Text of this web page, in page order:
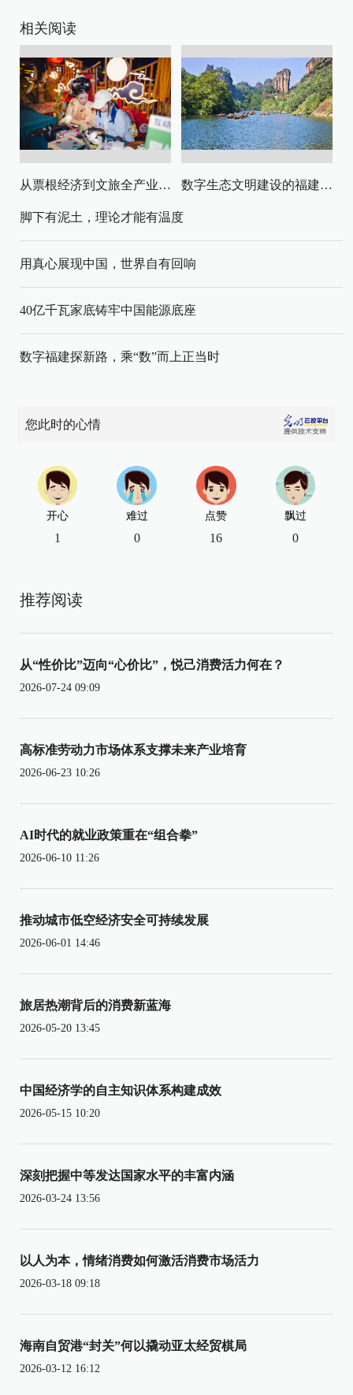
相关阅读
从票根经济到文旅全产业链升级 数字生态文明建设的福建路径与启示
脚下有泥土，理论才能有温度
用真心展现中国，世界自有回响
40亿千瓦家底铸牢中国能源底座
数字福建探新路，乘“数”而上正当时
您此时的心情
开心
1
难过
0
点赞
16
飘过
0
推荐阅读
从“性价比”迈向“心价比”，悦己消费活力何在？
2026-07-24 09:09
高标准劳动力市场体系支撑未来产业培育
2026-06-23 10:26
AI时代的就业政策重在“组合拳”
2026-06-10 11:26
推动城市低空经济安全可持续发展
2026-06-01 14:46
旅居热潮背后的消费新蓝海
2026-05-20 13:45
中国经济学的自主知识体系构建成效
2026-05-15 10:20
深刻把握中等发达国家水平的丰富内涵
2026-03-24 13:56
以人为本，情绪消费如何激活消费市场活力
2026-03-18 09:18
海南自贸港“封关”何以撬动亚太经贸棋局
2026-03-12 16:12